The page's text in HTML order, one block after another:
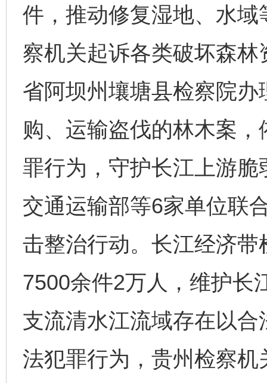
件，推动修复湿地、水
察机关起诉各类破坏森
省阿坝州壤塘县检察院
购、运输盗伐的林木案
罪行为，守护长江上游
交通运输部等6家单位联
击整治行动。长江经济
7500余件2万人，维护长
支流清水江流域存在以
法犯罪行为，贵州检察